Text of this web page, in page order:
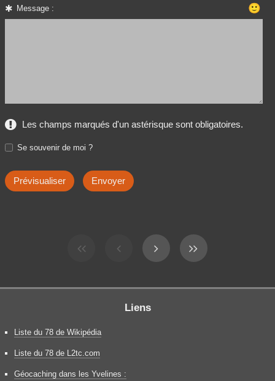
Message : 🙂
Les champs marqués d'un astérisque sont obligatoires.
Se souvenir de moi ?
Liens
Liste du 78 de Wikipédia
Liste du 78 de L2tc.com
Géocaching dans les Yvelines :